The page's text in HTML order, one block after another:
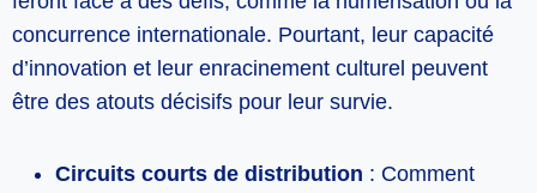
concurrence internationale. Pourtant, leur capacité
d’innovation et leur enracinement culturel peuvent
être des atouts décisifs pour leur survie.
Circuits courts de distribution : Comment